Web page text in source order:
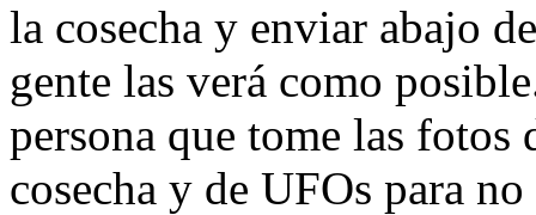
la cosecha y enviar abajo
gente las verá como
persona que tome las
cosecha y de UFOs para